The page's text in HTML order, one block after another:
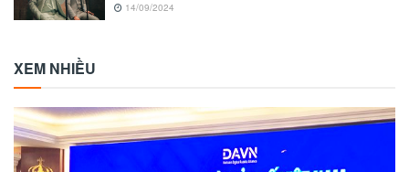
14/09/2024
XEM NHIỀU